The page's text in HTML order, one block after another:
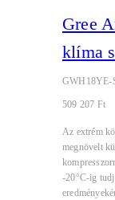
Gree
klíma
GWH18YE-
509 207 Ft
Az extrém
megnövelt
-20°C-ig